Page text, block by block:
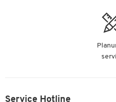
Service Hotline